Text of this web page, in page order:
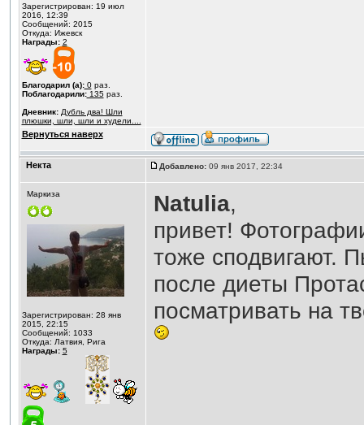
Зарегистрирован: 19 июл
2016, 12:39
Сообщений: 2015
Откуда: Ижевск
Награды: 2
Благодарил (а):0раз.
Поблагодарили:135раз.
Дневник: Дубль два! Шли
плюшки, шли, шли и худели....
Вернуться наверх
Некта Добавлено:09 янв 2017, 22:34
Маркиза
Зарегистрирован: 28 янв
2015, 22:15
Сообщений: 1033
Откуда: Латвия, Рига
Награды: 5
Natulia,
привет!
тоже сподвигают.
после диеты
посматривать на